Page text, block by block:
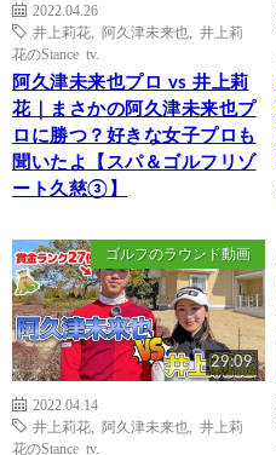
2022.04.26
井上莉花
阿久津未来也
井上莉
花のStance tv.
阿久津未来也プロ vs 井上莉
花｜まさかの阿久津未来也プ
ロに勝つ？好きな女子プロも
聞いたよ【スパ＆ゴルフリゾ
ート久慈③】
ゴルフのラウンド動画
29:09
2022.04.14
井上莉花
阿久津未来也
井上莉
花のStance tv.